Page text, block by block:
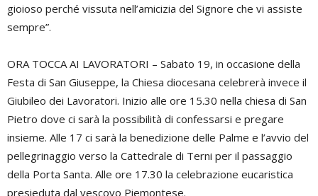
gioioso perché vissuta nell’amicizia del Signore che vi assiste
sempre”.
ORA TOCCA AI LAVORATORI – Sabato 19, in occasione della
Festa di San Giuseppe, la Chiesa diocesana celebrerà invece il
Giubileo dei Lavoratori. Inizio alle ore 15.30 nella chiesa di San
Pietro dove ci sarà la possibilità di confessarsi e pregare
insieme. Alle 17 ci sarà la benedizione delle Palme e l’avvio del
pellegrinaggio verso la Cattedrale di Terni per il passaggio
della Porta Santa. Alle ore 17.30 la celebrazione eucaristica
presieduta dal vescovo Piemontese.